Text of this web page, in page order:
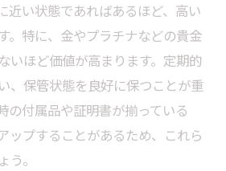
近い状態であればあるほど、高い
。特に、金やプラチナなどの貴金
いほど価値が高まります。定期的
、保管状態を良好に保つことが重
の付属品や証明書が揃っている
ップすることがあるため、これら
。